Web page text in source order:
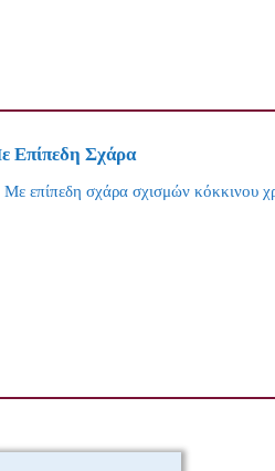
Με Επίπεδη Σχάρα
Με επίπεδη σχάρα σχισμών κόκκινου